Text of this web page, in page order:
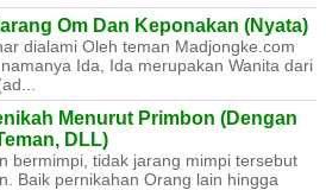
Om Dan Keponakan (Nyata)
dialami Oleh teman Madjongke.com
Ida, Ida merupakan Wanita dari
Menurut Primbon (Dengan
DLL)
bermimpi, tidak jarang mimpi tersebut
Baik pernikahan Orang lain hingga